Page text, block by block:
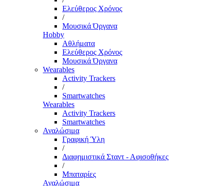
Ελεύθερος Χρόνος
/
Μουσικά Όργανα
Hobby
Αθλήματα
Ελεύθερος Χρόνος
Μουσικά Όργανα
Wearables
Activity Trackers
/
Smartwatches
Wearables
Activity Trackers
Smartwatches
Αναλώσιμα
Γραφική Ύλη
/
Διαφημιστικά Σταντ - Αφισοθήκες
/
Μπαταρίες
Αναλώσιμα